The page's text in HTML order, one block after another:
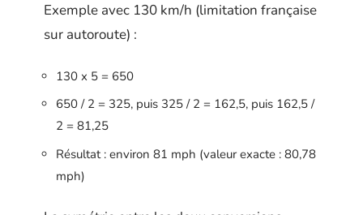
Exemple avec 130 km/h (limitation française
sur autoroute) :
130 x 5 = 650
650 / 2 = 325, puis 325 / 2 = 162,5, puis 162,5 /
2 = 81,25
Résultat : environ 81 mph (valeur exacte : 80,78
mph)